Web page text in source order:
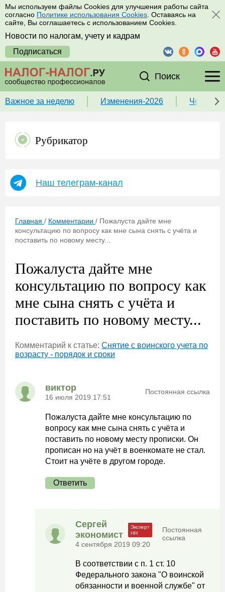
Мы используем файлы Cookies для улучшения работы сайта
согласно Политике использования Cookies . Оставаясь на
сайте, Вы соглашаетесь с использованием Cookies.
Новости по налогам, учету и кадрам
Подписаться
Поиск
Важное за неделю Изменения-2026 Чек-
Рубрикатор
Наш телеграм-канал
Главная / Комментарии / Пожалуста дайте мне
консультацию по вопросу как мне сына снять с учёта и
поставить по новому месту...
Пожалуста дайте мне
консультацию по вопросу как
мне сына снять с учёта и
поставить по новому месту...
Комментарий к статье: Снятие с воинского учета по
возрасту - порядок и сроки
виктор
16 июля 2019 17:51
Постоянная ссылка
Пожалуста дайте мне консультацию по
вопросу как мне сына снять с учёта и
поставить по новому месту прописки. Он
прописан но на учёт в военкомате не стал.
Стоит на учёте в другом городе.
Ответить
Сергей
экономист
4 сентября 2019 09:20
Постоянная
ссылка
В соответствии с п. 1 ст. 10
Федерального закона "О воинской
обязанности и военной службе" от